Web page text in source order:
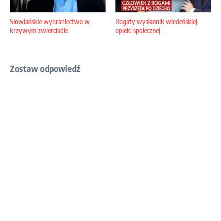
Słowiańskie wybraniectwo w
krzywym zwierciadle
Rogaty wysłannik wiedeńskiej
opieki społecznej
Zostaw odpowiedź